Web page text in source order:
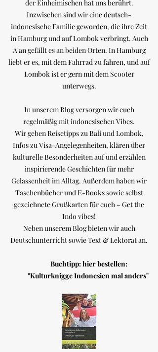
der Einheimischen hat uns berührt.
Inzwischen sind wir eine deutsch-
indonesische Familie geworden, die ihre Zeit
in Hamburg und auf Lombok verbringt. Auch
A'an gefällt es an beiden Orten. In Hamburg
liebt er es, mit dem Fahrrad zu fahren, und auf
Lombok ist er gern mit dem Scooter
unterwegs.
In unserem Blog versorgen wir euch
regelmäßig mit indonesischen Vibes.
Wir geben Reisetipps zu Bali und Lombok,
Infos zu Visa-Angelegenheiten, klären über
kulturelle Besonderheiten auf und erzählen
inspirierende Geschichten für mehr
Gelassenheit im Alltag. Außerdem haben wir
Taschenbücher und E-Books sowie selbst
gezeichnete Grußkarten für euch – Get the
Indo vibes!
Neben unserem Blog bieten wir auch
Deutschunterricht sowie Text & Lektorat an.
Buchtipp: hier bestellen:
"Kulturknigge Indonesien mal anders"